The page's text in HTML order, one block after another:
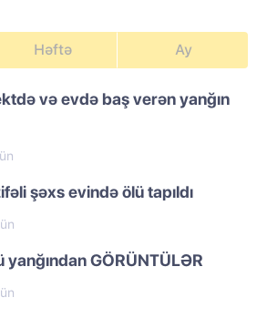
Həftə Ay
və evdə baş verən yanğın
şəxs evində ölü tapıldı
yanğından GÖRÜNTÜLƏR